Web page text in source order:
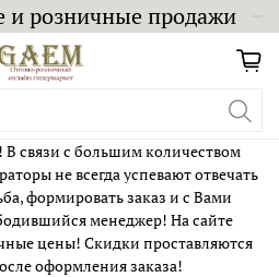
и розничные продажи
связи с большим количеством
не всегда успевают отвечать
формировать заказ и с Вами
менеджер! На сайте
цены! Скидки проставляются
оформления заказа!